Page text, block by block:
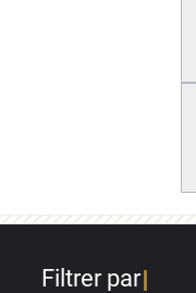
Filtrer par